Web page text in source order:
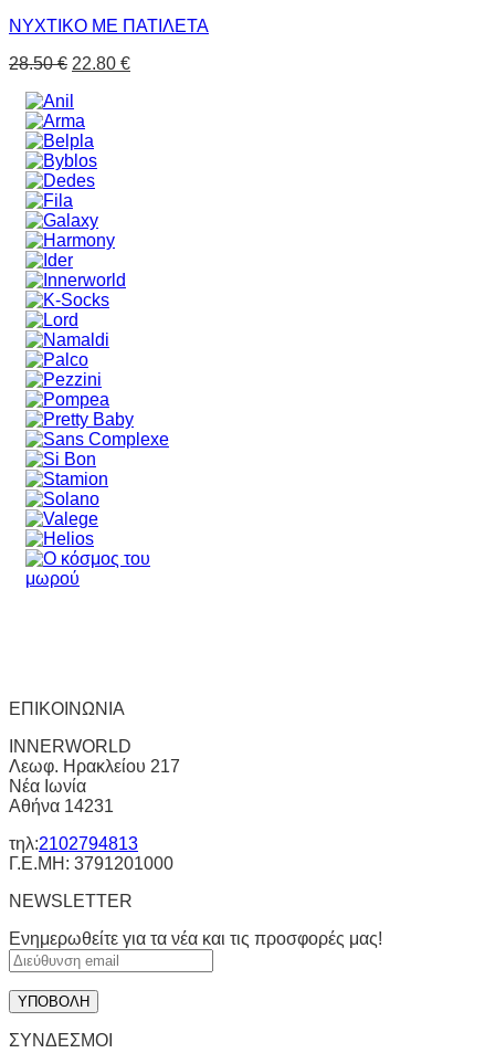
ΝΥΧΤΙΚΟ ΜΕ ΠΑΤΙΛΕΤΑ
28.50€ 22.80 €
ΕΠΙΚΟΙΝΩΝΙΑ
INNERWORLD
Λεωφ. Ηρακλείου 217
Νέα Ιωνία
Αθήνα 14231
τηλ:2102794813
Γ.Ε.ΜΗ: 3791201000
NEWSLETTER
Ενημερωθείτε για τα νέα και τις προσφορές μας!
ΣΥΝΔΕΣΜΟΙ